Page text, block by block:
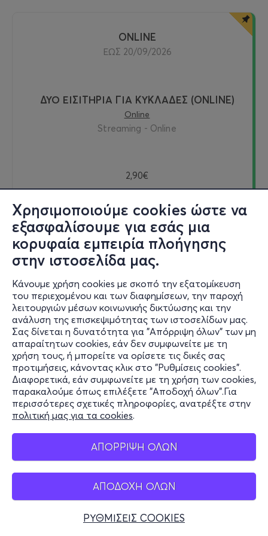
Χρησιμοποιούμε cookies ώστε να
εξασφαλίσουμε για εσάς μια
κορυφαία εμπειρία πλοήγησης
στην ιστοσελίδα μας.
Κάνουμε χρήση cookies με σκοπό την εξατομίκευση
του περιεχομένου και των διαφημίσεων, την παροχή
λειτουργιών μέσων κοινωνικής δικτύωσης και την
ανάλυση της επισκεψιμότητας των ιστοσελίδων μας.
Σας δίνεται η δυνατότητα για "Απόρριψη όλων" των μη
απαραίτητων cookies, εάν δεν συμφωνείτε με τη
χρήση τους, ή μπορείτε να ορίσετε τις δικές σας
προτιμήσεις, κάνοντας κλικ στο "Ρυθμίσεις cookies".
Διαφορετικά, εάν συμφωνείτε με τη χρήση των cookies,
παρακαλούμε όπως επιλέξετε "Αποδοχή όλων".Για
περισσότερες σχετικές πληροφορίες, ανατρέξτε στην
πολιτική μας για τα cookies.
ΑΠΟΡΡΙΨΗ ΟΛΩΝ
ΑΠΟΔΟΧΗ ΟΛΩΝ
ΡΥΘΜΙΣΕΙΣ COOKIES
ONLINE
ΕΩΣ 20/09/2026
ΔΥΟ ΕΙΣΙΤΗΡΙΑ ΓΙΑ ΚΥΚΛΑΔΕΣ (ONLINE)
Online
Streaming - Online
2,90€
Δείτε online
Εισιτήρια